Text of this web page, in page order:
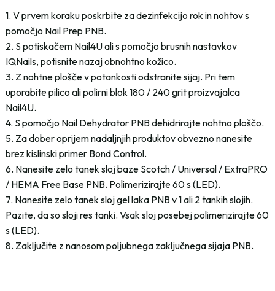
1. V prvem koraku poskrbite za dezinfekcijo rok in nohtov s
pomočjo Nail Prep PNB.
2. S potiskačem Nail4U ali s pomočjo brusnih nastavkov
IQNails, potisnite nazaj obnohtno kožico.
3. Z nohtne plošče v potankosti odstranite sijaj. Pri tem
uporabite pilico ali polirni blok 180 / 240 grit proizvajalca
Nail4U.
4. S pomočjo Nail Dehydrator PNB dehidrirajte nohtno ploščo.
5. Za dober oprijem nadaljnjih produktov obvezno nanesite
brez kislinski primer Bond Control.
6. Nanesite zelo tanek sloj baze Scotch / Universal / ExtraPRO
/ HEMA Free Base PNB. Polimerizirajte 60 s (LED).
7. Nanesite zelo tanek sloj gel laka PNB v 1 ali 2 tankih slojih.
Pazite, da so sloji res tanki. Vsak sloj posebej polimerizirajte 60
s (LED).
8. Zaključite z nanosom poljubnega zaključnega sijaja PNB.